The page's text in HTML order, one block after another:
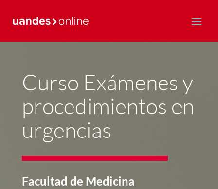
Postgrado y Educación Continua
Curso Exámenes y
procedimientos en
urgencias
Facultad de Medicina